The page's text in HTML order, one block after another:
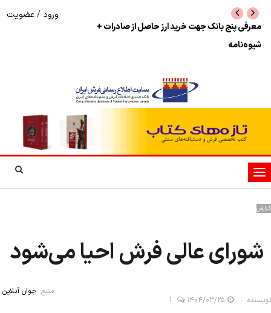
نرخ بازگشت ارز حاصل از صادرات + تکمیلی
ورود /عضویت
تغییر
وضعیت
گزارش
شورای عالی فرش احیا می‌شود
نویسنده ۱۴۰۴/۰۳/۲۵ 1
منبع: جوان آنلاین